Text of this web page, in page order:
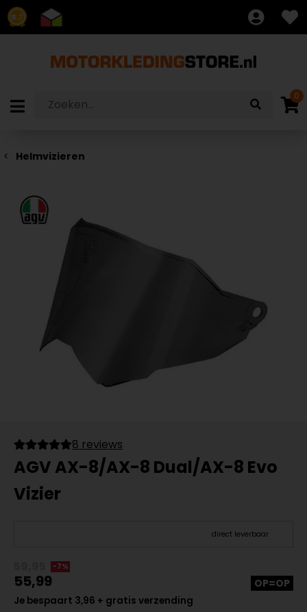
8.7
0
Helmvizieren
8 reviews
AGV AX-8/AX-8 Dual/AX-8 Evo
Vizier
direct leverbaar
-7%
55,99
Je bespaart 3,96 + gratis verzending
OP=OP